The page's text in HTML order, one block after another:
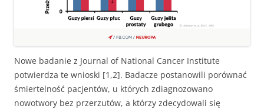
Nowe badanie z Journal of National Cancer Institute
potwierdza te wnioski [1,2]. Badacze postanowili porównać
śmiertelność pacjentów, u których zdiagnozowano
nowotwory bez przerzutów, a którzy zdecydowali się